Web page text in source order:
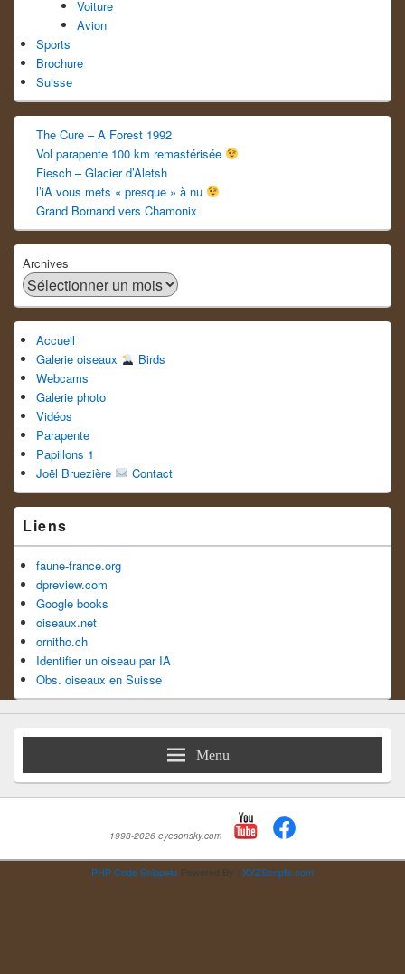
Voiture
Avion
Sports
Brochure
Suisse
The Cure – A Forest 1992
Vol parapente 100 km remastérisée
Fiesch – Glacier d’Aletsh
l’iA vous mets « presque » à nu
Grand Bornand vers Chamonix
Archives
Accueil
Galerie oiseaux
Birds
Webcams
Galerie photo
Vidéos
Parapente
Papillons 1
Joël Bruezière
Contact
Liens
faune-france.org
dpreview.com
Google books
oiseaux.net
ornitho.ch
Identifier un oiseau par IA
Obs. oiseaux en Suisse
Menu
1998-2026 eyesonsky.com
PHP Code Snippets Powered By : XYZScripts.com